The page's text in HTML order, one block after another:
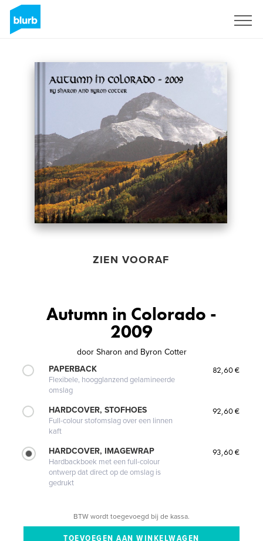
ZIEN VOORAF
Autumn in Colorado -
2009
door Sharon and Byron Cotter
PAPERBACK
Flexibele, hoogglanzend gelamineerde
omslag
82,60 €
HARDCOVER, STOFHOES
Full-colour stofomslag over een linnen
kaft
92,60 €
HARDCOVER, IMAGEWRAP
Hardbackboek met een full-colour
ontwerp dat direct op de omslag is
gedrukt
93,60 €
BTW wordt toegevoegd bij de kassa.